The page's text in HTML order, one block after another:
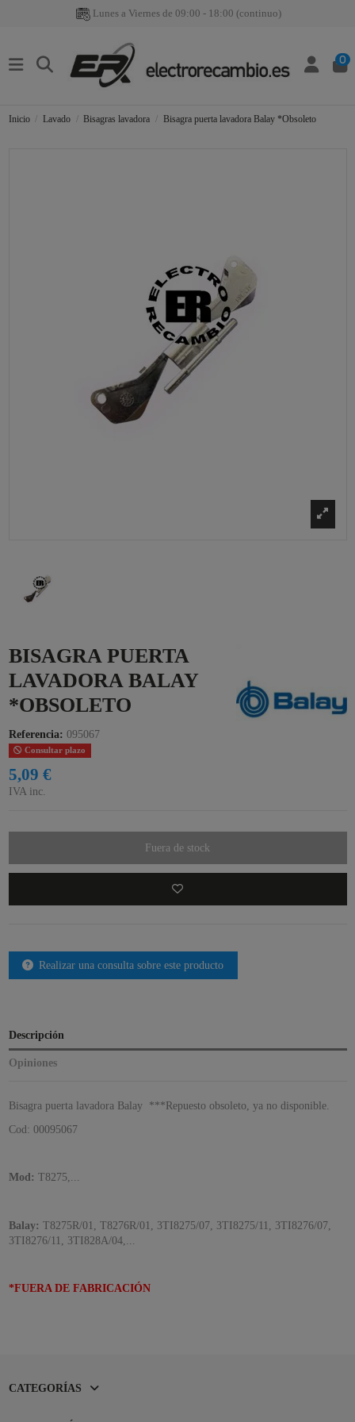
Lunes a Viernes de 09:00 - 18:00 (continuo)
0
Inicio Lavado Bisagras lavadora Bisagra puerta lavadora Balay *Obsoleto
BISAGRA PUERTA
LAVADORA BALAY
*OBSOLETO
Referencia: 095067
Consultar plazo
5,09 €
IVA inc.
Fuera de stock
Realizar una consulta sobre este producto
Descripción
Opiniones
Bisagra puerta lavadora Balay ***Repuesto obsoleto, ya no disponible.
Cod: 00095067
Mod: T8275,...
Balay: T8275R/01, T8276R/01, 3TI8275/07, 3TI8275/11, 3TI8276/07,
3TI8276/11, 3TI828A/04,...
*FUERA DE FABRICACIÓN
CATEGORÍAS